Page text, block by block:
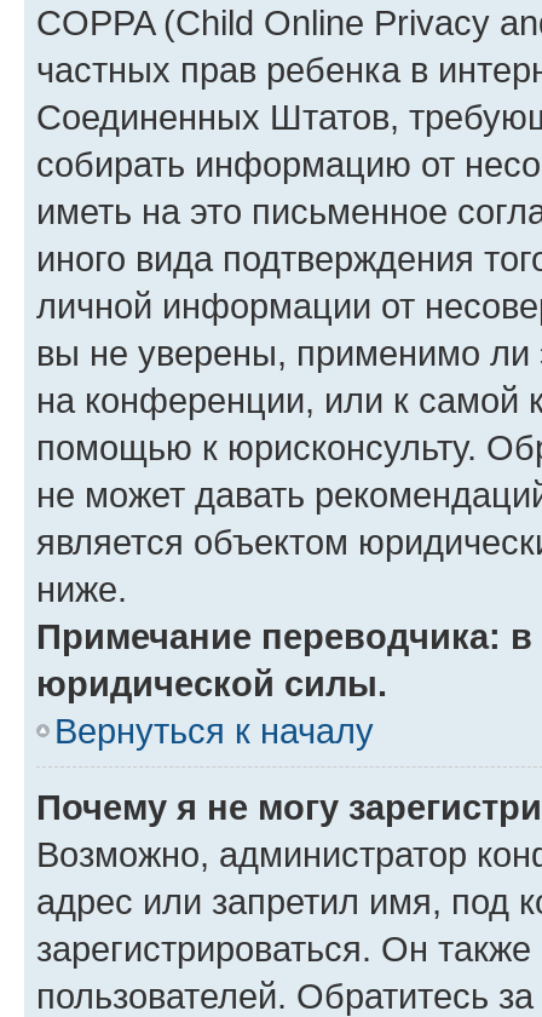
COPPA (Child Online Privacy
частных прав ребенка в
Соединенных Штатов,
собирать информацию от
иметь на это письменное
иного вида подтверждения
личной информации от
вы не уверены, применимо ли
на конференции, или к самой
помощью к юрисконсульту.
не может давать
является объектом
ниже.
Примечание переводчика:
юридической силы.
Вернуться к началу
Почему я не могу
Возможно, администратор
адрес или запретил имя, под
зарегистрироваться. Он
пользователей. Обратитесь